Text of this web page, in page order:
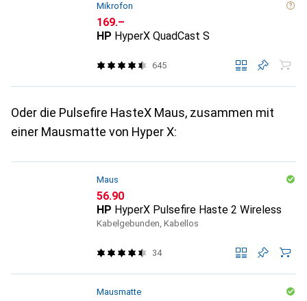
Mikrofon
CHF
169.–
HP HyperX QuadCast S
645
Oder die Pulsefire HasteX Maus, zusammen mit
einer Mausmatte von Hyper X:
Maus
CHF
56.90
HP HyperX Pulsefire Haste 2 Wireless
Kabelgebunden, Kabellos
34
Mausmatte